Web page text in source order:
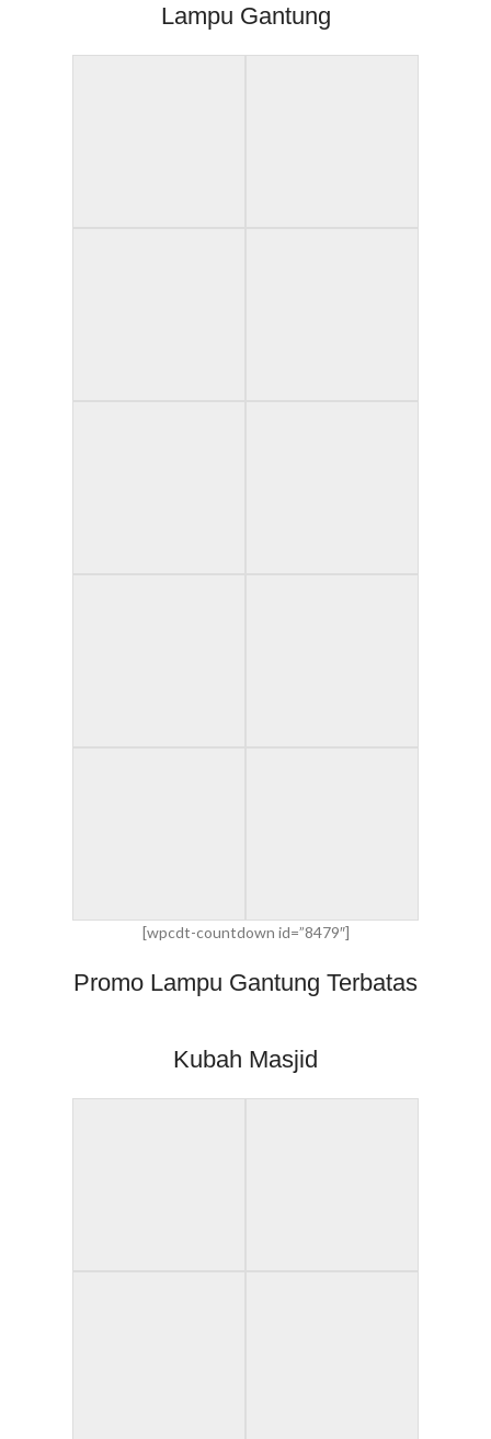
Lampu Gantung
[wpcdt-countdown id=”8479″]
Promo Lampu Gantung Terbatas
Kubah Masjid